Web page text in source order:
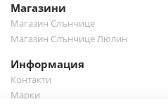
Магазини
Магазин Слънчице
Магазин Слънчице Люлин
Информация
Контакти
Марки